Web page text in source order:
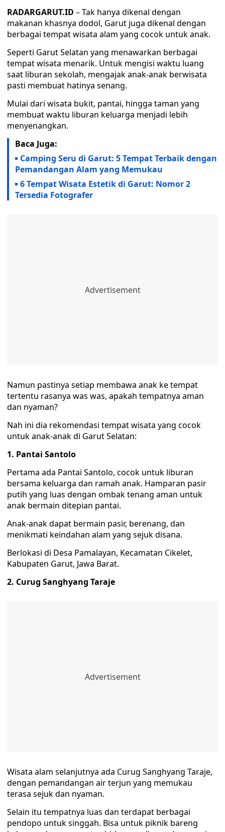
RADARGARUT.ID – Tak hanya dikenal dengan
makanan khasnya dodol, Garut juga dikenal dengan
berbagai tempat wisata alam yang cocok untuk anak.
Seperti Garut Selatan yang menawarkan berbagai
tempat wisata menarik. Untuk mengisi waktu luang
saat liburan sekolah, mengajak anak-anak berwisata
pasti membuat hatinya senang.
Mulai dari wisata bukit, pantai, hingga taman yang
membuat waktu liburan keluarga menjadi lebih
menyenangkan.
Baca Juga:
Camping Seru di Garut: 5 Tempat Terbaik dengan
Pemandangan Alam yang Memukau
6 Tempat Wisata Estetik di Garut: Nomor 2
Tersedia Fotografer
Namun pastinya setiap membawa anak ke tempat
tertentu rasanya was was, apakah tempatnya aman
dan nyaman?
Nah ini dia rekomendasi tempat wisata yang cocok
untuk anak-anak di Garut Selatan:
1. Pantai Santolo
Pertama ada Pantai Santolo, cocok untuk liburan
bersama keluarga dan ramah anak. Hamparan pasir
putih yang luas dengan ombak tenang aman untuk
anak bermain ditepian pantai.
Anak-anak dapat bermain pasir, berenang, dan
menikmati keindahan alam yang sejuk disana.
Berlokasi di Desa Pamalayan, Kecamatan Cikelet,
Kabupaten Garut, Jawa Barat.
2. Curug Sanghyang Taraje
Wisata alam selanjutnya ada Curug Sanghyang Taraje,
dengan pemandangan air terjun yang memukau
terasa sejuk dan nyaman.
Selain itu tempatnya luas dan terdapat berbagai
pendopo untuk singgah. Bisa untuk piknik bareng